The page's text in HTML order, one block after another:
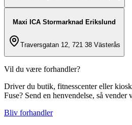
Maxi ICA Stormarknad Erikslund
Traversgatan 12, 721 38 Västerås
Vil du være forhandler?
Driver du butik, fitnesscenter eller
Fuse? Send en henvendelse, så vender
Bliv forhandler